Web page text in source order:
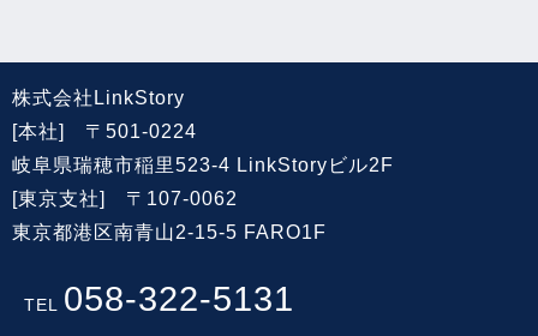
株式会社LinkStory
[本社] 〒501-0224
岐阜県瑞穂市稲里523-4 LinkStoryビル2F
[東京支社] 〒107-0062
東京都港区南青山2-15-5 FARO1F
TEL 058-322-5131